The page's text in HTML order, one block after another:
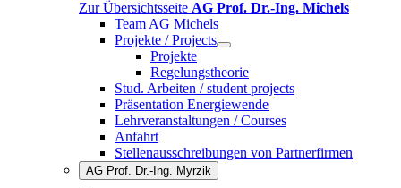
Zur Übersichtsseite AG Prof. Dr.-Ing. Michels
Team AG Michels
Projekte / Projects
Projekte
Regelungstheorie
Stud. Arbeiten / student projects
Präsentation Energiewende
Lehrveranstaltungen / Courses
Anfahrt
Stellenausschreibungen von Partnerfirmen
AG Prof. Dr.-Ing. Myrzik